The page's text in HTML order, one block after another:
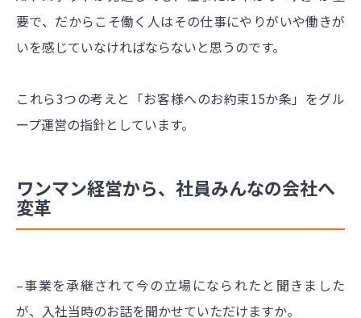
要で、だからこそ働く人はその仕事にやりがいや働きが
いを感じていなければならないと思うのです。
これら3つの考えと「お客様へのお約束15か条」をグル
ープ運営の指針としています。
ワンマン経営から、社員みんなの会社へ
変革
–事業を承継されて今の立場になられたと聞きました
が、入社当時のお話を聞かせていただけますか。